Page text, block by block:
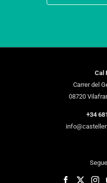
Cal
Carrer del
08720
+34